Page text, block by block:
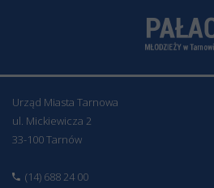
Urząd Miasta Tarnowa
ul. Mickiewicza 2
33-100 Tarnów
(14) 688 24 00